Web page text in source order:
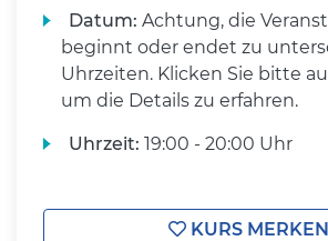
Datum: Achtung, die
beginnt oder endet zu
Uhrzeiten. Klicken Sie bitte
um die Details zu erfahren.
Uhrzeit: 19:00 - 20:00 Uhr
KURS MERKEN